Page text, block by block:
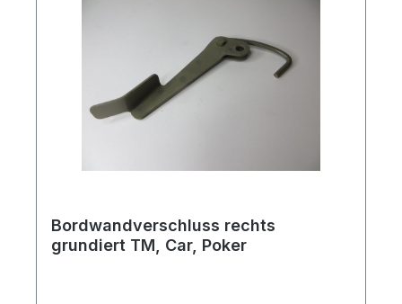
Bordwandverschluss rechts
grundiert TM, Car, Poker